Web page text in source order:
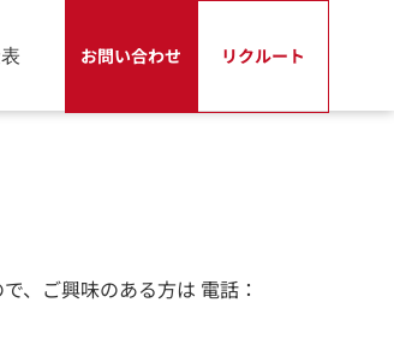
お問い合わせ リクルート
、ご興味のある方は 電話：